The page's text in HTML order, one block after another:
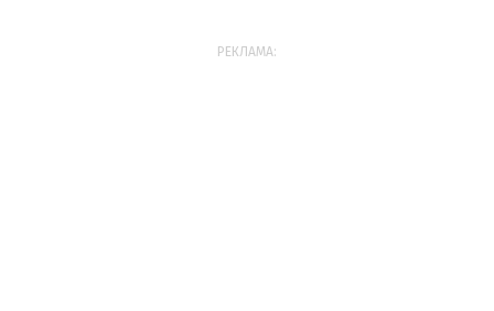
РЕКЛАМА: